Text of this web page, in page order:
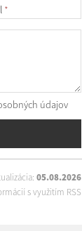
*
údajov
05.08.2026
s využitím RSS